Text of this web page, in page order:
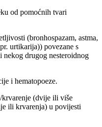
od pomoćnih tvari
(bronhospazam, astma,
urtikarija)) povezane s
drugog nesteroidnog
i hematopoeze.
(dvije ili više
ili krvarenja) u povijesti